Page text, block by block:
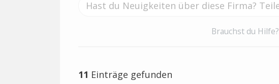
Brauchst du Hilfe?
11 Einträge gefunden